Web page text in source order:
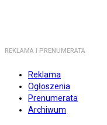
REKLAMA I PRENUMERATA
Reklama
Ogłoszenia
Prenumerata
Archiwum